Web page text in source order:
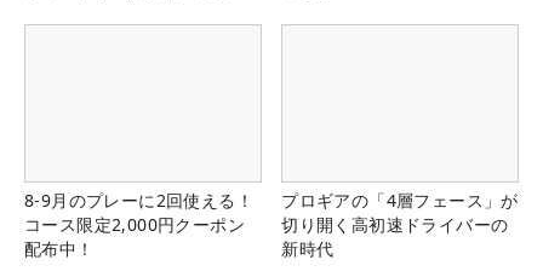
8-9月のプレーに2回使える！
コース限定2,000円クーポン
配布中！
プロギアの「4層フェース」が
切り開く高初速ドライバーの
新時代